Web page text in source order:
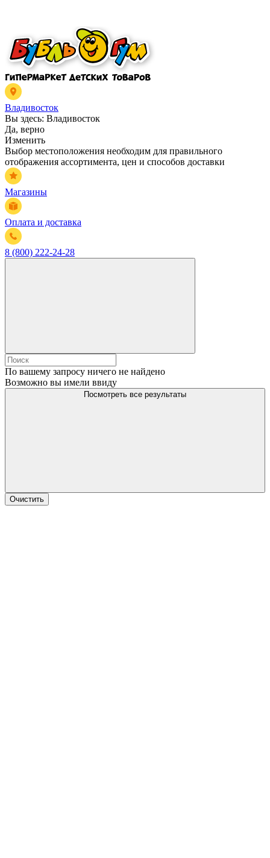
Владивосток
Вы здесь: Владивосток
Да, верно
Изменить
Выбор местоположения необходим для правильного
отображения ассортимента, цен и способов доставки
Магазины
Оплата и доставка
8 (800) 222-24-28
По вашему запросу ничего не найдено
Возможно вы имели ввиду
Посмотреть все результаты
Очистить